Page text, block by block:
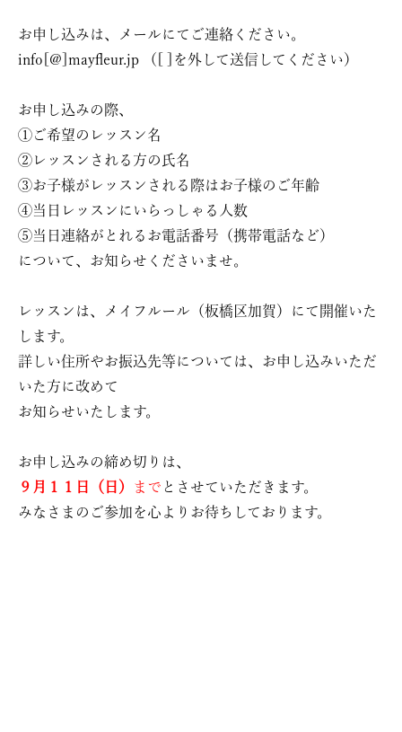
お申し込みは、メールにてご連絡ください。
info[@]mayfleur.jp （[ ]を外して送信してください）
お申し込みの際、
①ご希望のレッスン名
②レッスンされる方の氏名
③お子様がレッスンされる際はお子様のご年齢
④当日レッスンにいらっしゃる人数
⑤当日連絡がとれるお電話番号（携帯電話など）
について、お知らせくださいませ。
レッスンは、メイフルール（板橋区加賀）にて開催いた
します。
詳しい住所やお振込先等については、お申し込みいただ
いた方に改めて
お知らせいたします。
お申し込みの締め切りは、
９月１１日（日）
まで とさせていただきます。
みなさまのご参加を心よりお待ちしております。